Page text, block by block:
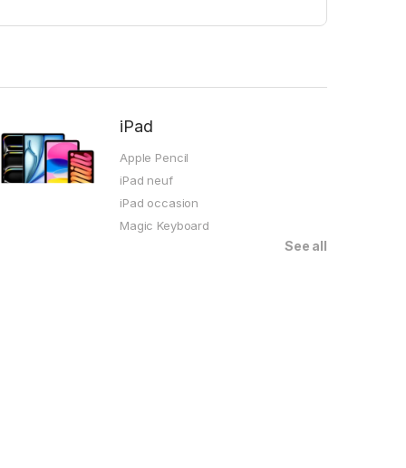
iPad
Apple Pencil
iPad neuf
iPad occasion
Magic Keyboard
See all